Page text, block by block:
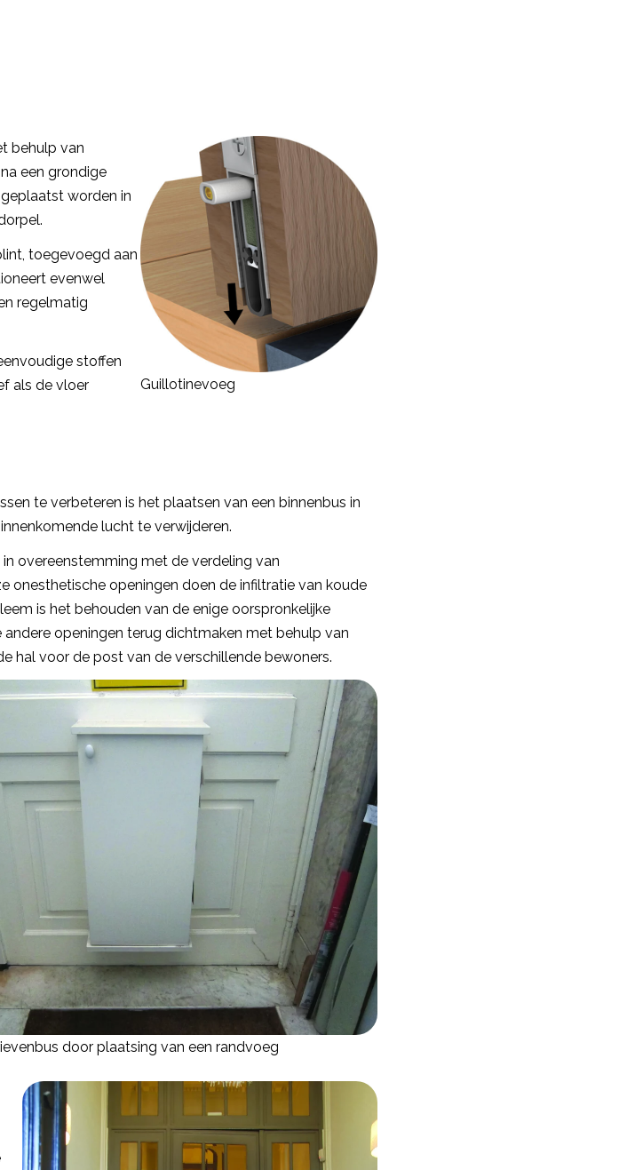
behulp van
een grondige
worden in
toegevoegd aan
evenwel
regelmatig
stoffen
als de vloer
Guillotinevoeg
te verbeteren is het plaatsen van een binnenbus in
lucht te verwijderen.
overeenstemming met de verdeling van
onesthetische openingen doen de infiltratie van koude
is het behouden van de enige oorspronkelijke
openingen terug dichtmaken met behulp van
hal voor de post van de verschillende bewoners.
door plaatsing van een randvoeg